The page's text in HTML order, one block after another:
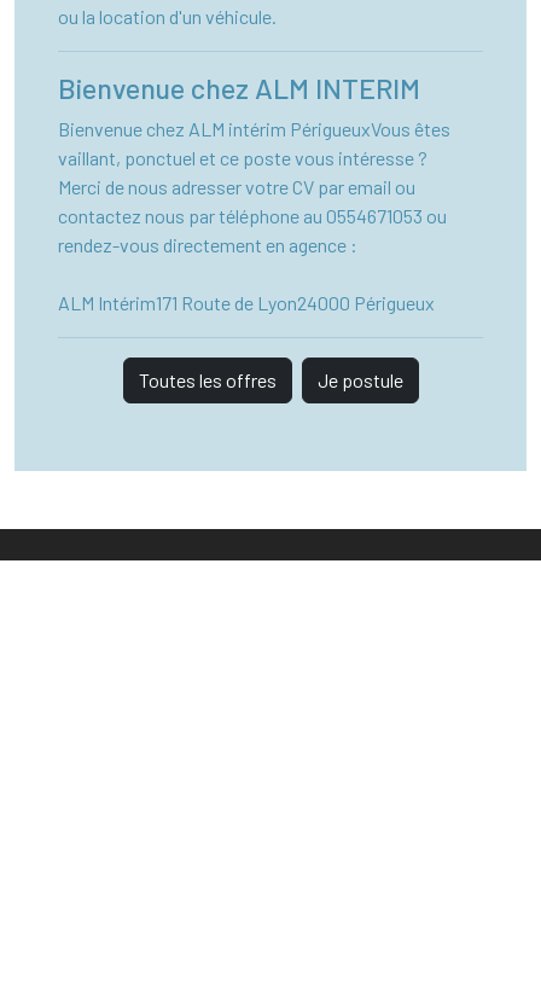
ou la location d'un véhicule.
Bienvenue chez ALM INTERIM
Bienvenue chez ALM intérim PérigueuxVous êtes
vaillant, ponctuel et ce poste vous intéresse ?
Merci de nous adresser votre CV par email ou
contactez nous par téléphone au 0554671053 ou
rendez-vous directement en agence :
ALM Intérim171 Route de Lyon24000 Périgueux
Toutes les offres Je postule